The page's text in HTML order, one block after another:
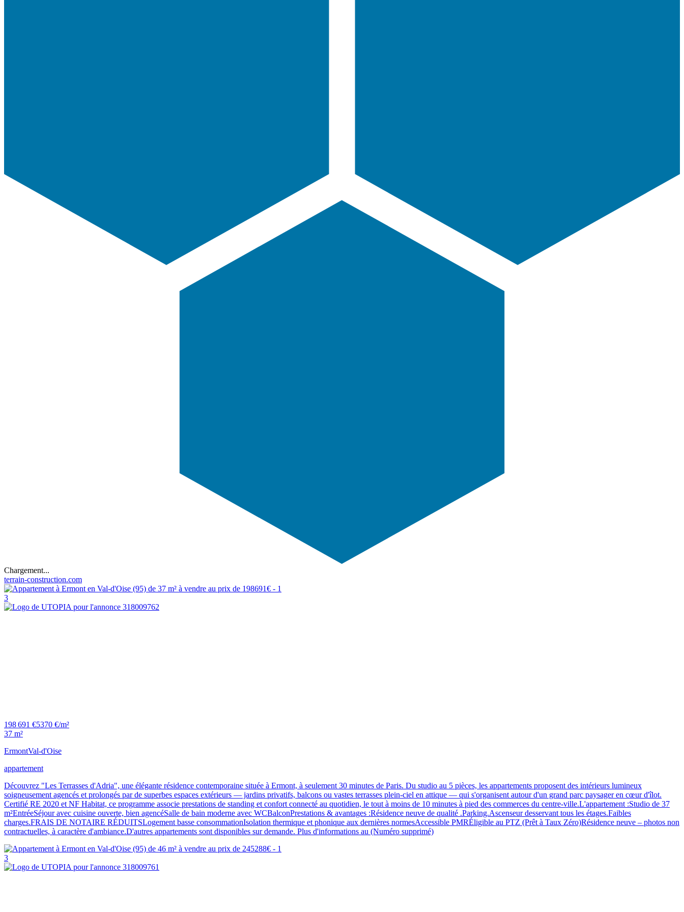
Chargement...
terrain-construction.com
3
198 691 €5370 €/m²
37 m²
ErmontVal-d'Oise
appartement
Découvrez "Les Terrasses d'Adria", une élégante résidence contemporaine située à Ermont, à seulement 30 minutes de Paris. Du studio au 5 pièces, les appartements proposent des intérieurs lumineux
soigneusement agencés et prolongés par de superbes espaces extérieurs — jardins privatifs, balcons ou vastes terrasses plein-ciel en attique — qui s'organisent autour d'un grand parc paysager en cœur d'îlot.
Certifié RE 2020 et NF Habitat, ce programme associe prestations de standing et confort connecté au quotidien, le tout à moins de 10 minutes à pied des commerces du centre-ville.L'appartement :Studio de 37
m²EntréeSéjour avec cuisine ouverte, bien agencéSalle de bain moderne avec WCBalconPrestations & avantages :Résidence neuve de qualité .Parking.Ascenseur desservant tous les étages.Faibles
charges.FRAIS DE NOTAIRE RÉDUITSLogement basse consommationIsolation thermique et phonique aux dernières normesAccessible PMRÉligible au PTZ (Prêt à Taux Zéro)Résidence neuve – photos non
contractuelles, à caractère d'ambiance.D'autres appartements sont disponibles sur demande. Plus d'informations au (Numéro supprimé)
3